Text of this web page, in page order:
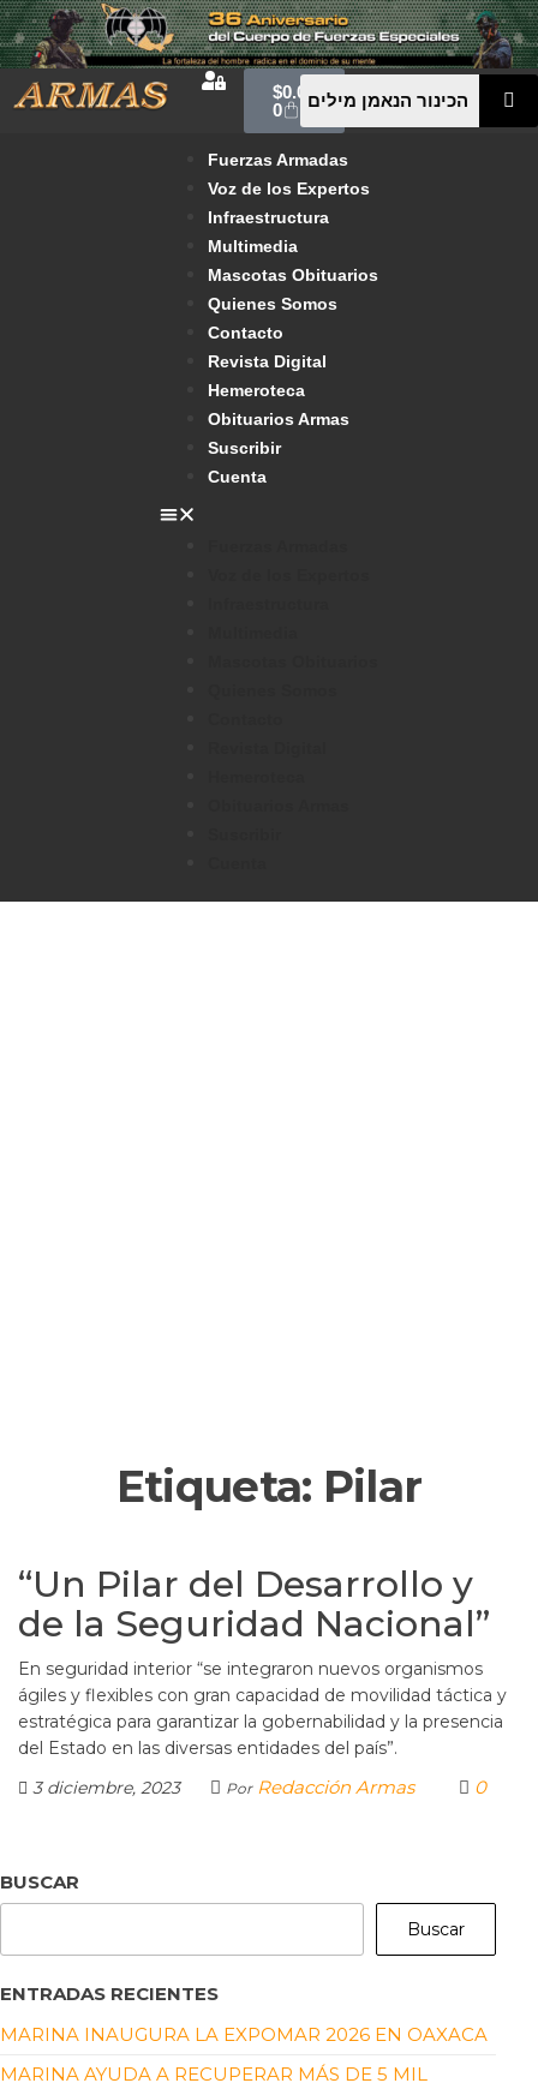
$0.00
0
Fuerzas Armadas
Voz de los Expertos
Infraestructura
Multimedia
Mascotas Obituarios
Quienes Somos
Contacto
Revista Digital
Hemeroteca
Obituarios Armas
Suscribir
Cuenta
Etiqueta: Pilar
“Un Pilar del Desarrollo y
de la Seguridad Nacional”
En seguridad interior “se integraron nuevos organismos
ágiles y flexibles con gran capacidad de movilidad táctica y
estratégica para garantizar la gobernabilidad y la presencia
del Estado en las diversas entidades del país”.
3 diciembre, 2023
Por Redacción Armas 0
BUSCAR
Buscar
ENTRADAS RECIENTES
MARINA INAUGURA LA EXPOMAR 2026 EN OAXACA
MARINA AYUDA A RECUPERAR MÁS DE 5 MIL